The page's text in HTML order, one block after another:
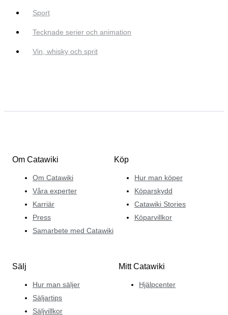
Sport
Tecknade serier och animation
Vin, whisky och sprit
Om Catawiki
Om Catawiki
Våra experter
Karriär
Press
Samarbete med Catawiki
Köp
Hur man köper
Köparskydd
Catawiki Stories
Köparvillkor
Sälj
Hur man säljer
Säljartips
Säljvillkor
Mitt Catawiki
Hjälpcenter